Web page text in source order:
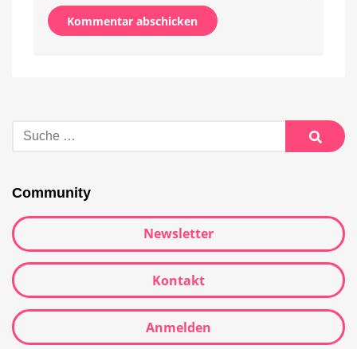
nach:
Suche
Community
Newsletter
Kontakt
Anmelden